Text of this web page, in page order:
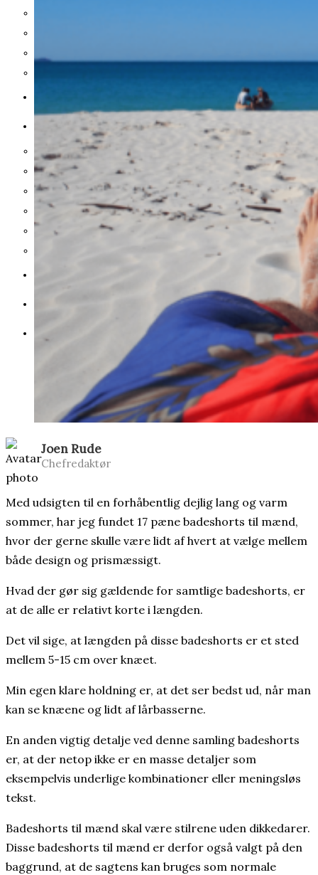
SUNDHED
Inflammation og led
Søvn og energi
Vitaminer og mineraler
Hjerne og fokus
Træning og performance
Joen Rude
Chefredaktør
Med udsigten til en forhåbentlig dejlig lang og varm
sommer, har jeg fundet 17 pæne badeshorts til mænd,
hvor der gerne skulle være lidt af hvert at vælge mellem
både design og prismæssigt.
Hvad der gør sig gældende for samtlige badeshorts, er
at de alle er relativt korte i længden.
Det vil sige, at længden på disse badeshorts er et sted
mellem 5-15 cm over knæet.
Min egen klare holdning er, at det ser bedst ud, når man
kan se knæene og lidt af lårbasserne.
En anden vigtig detalje ved denne samling badeshorts
er, at der netop ikke er en masse detaljer som
eksempelvis underlige kombinationer eller meningsløs
tekst.
Badeshorts til mænd skal være stilrene uden dikkedarer.
Disse badeshorts til mænd er derfor også valgt på den
baggrund, at de sagtens kan bruges som normale